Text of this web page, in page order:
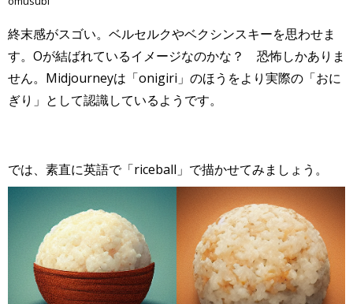
終末感がスゴい。ベルセルクやベクシンスキーを思わせま
す。Oが結ばれているイメージなのかな？ 恐怖しかありま
せん。Midjourneyは「onigiri」のほうをより実際の「おに
ぎり」として認識しているようです。
では、素直に英語で「riceball」で描かせてみましょう。